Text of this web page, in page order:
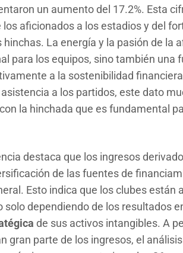
un aumento del 17.2%. Esta
aficionados a los estadios y del
La energía y la pasión de la
para los equipos, sino también una
a la sostenibilidad
a los partidos, este dato
la hinchada que es fundamental
destaca que los ingresos
de las fuentes de
Esto indica que los clubes están
dependiendo de los resultados
de sus activos intangibles. A
gran parte de los ingresos, el